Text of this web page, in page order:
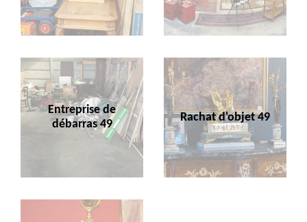
Entreprise de
débarras 49
Rachat d'objet 49